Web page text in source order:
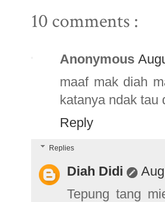
10 comments :
Anonymous
maaf mak diah
katanya ndak tau
Reply
Replies
Diah Didi
Tepung tang